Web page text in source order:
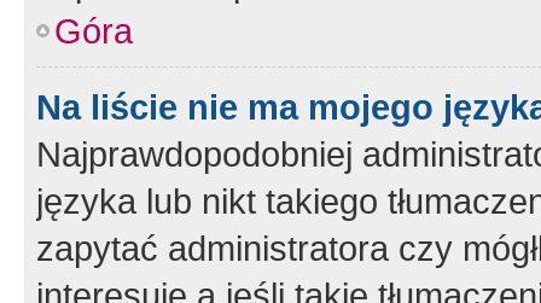
Góra
Na liście nie ma mojego
Najprawdopodobniej
języka lub nikt takiego
zapytać administratora czy